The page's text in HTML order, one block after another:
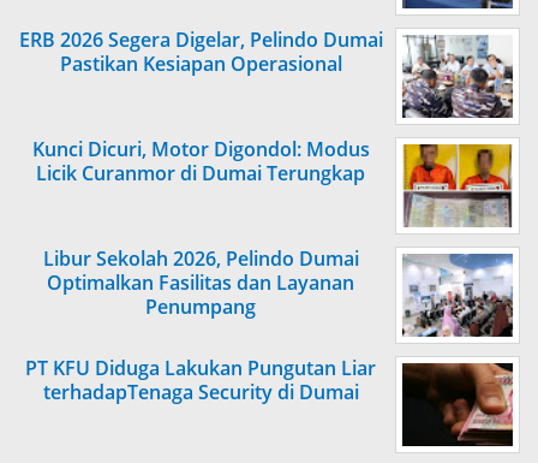
ERB 2026 Segera Digelar, Pelindo Dumai
Pastikan Kesiapan Operasional
Kunci Dicuri, Motor Digondol: Modus
Licik Curanmor di Dumai Terungkap
Libur Sekolah 2026, Pelindo Dumai
Optimalkan Fasilitas dan Layanan
Penumpang
PT KFU Diduga Lakukan Pungutan Liar
terhadapTenaga Security di Dumai